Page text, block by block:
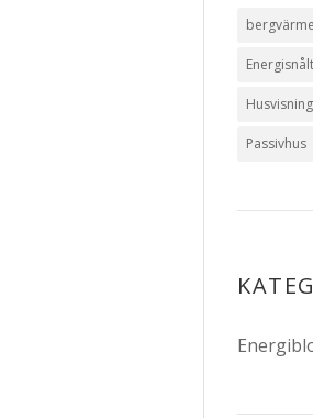
bergvärme
Husvisning
Passivhus